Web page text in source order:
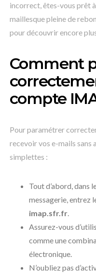
incorrect, êtes-vous prêt
maillesque pleine de
pour découvrir encore
Comment
compte
Pour paramétrer
recevoir vos e-mails sans
simplettes :
Tout d’abord, dans
messagerie, entrez
imap.sfr.fr.
Assurez-vous
comme une
électronique.
N’oubliez pas